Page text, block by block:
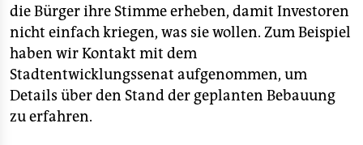
die Bürger ihre Stimme erheben, damit Investoren
nicht einfach kriegen, was sie wollen. Zum Beispiel
haben wir Kontakt mit dem
Stadtentwicklungssenat aufgenommen, um
Details über den Stand der geplanten Bebauung
zu erfahren.